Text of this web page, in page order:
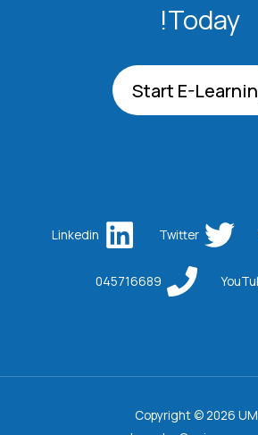
Today!
Start E-
Twitter
Linkedin
045716689
Copyright © 2026